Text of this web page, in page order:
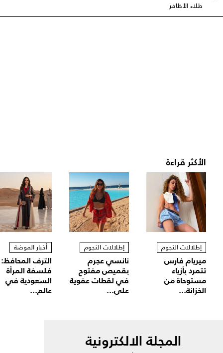
طلاء الأظافر
الأكثر قراءة
إطلالات النجوم
ميريام فارس
تتمرد بأزياء
مستوحاة من
الخزانة...
إطلالات النجوم
نانسي عجرم
بقميص مفتوح
في لقطات عفوية
على...
أخبار الموضة
الترف المحافظ:
فلسفة المرأة
السعودية في
عالم...
المجلة الالكترونية